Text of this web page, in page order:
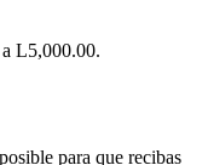
L5,000.00.
para que recibas